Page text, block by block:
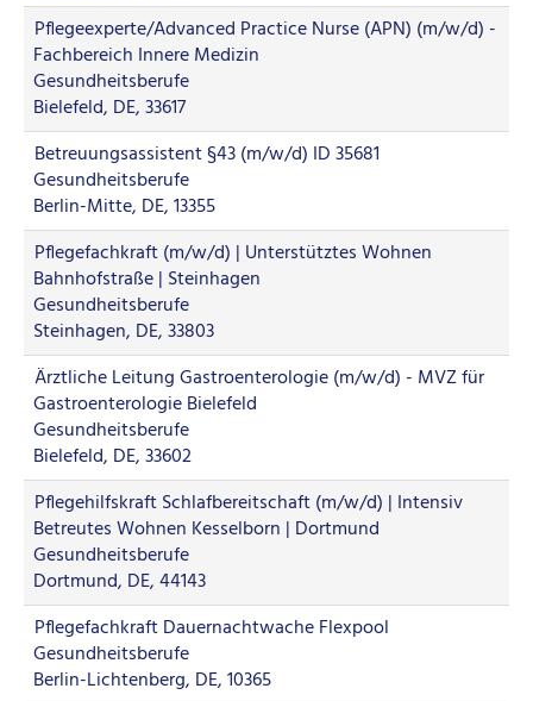
Pflegeexperte/Advanced Practice Nurse (APN) (m/w/d) -
Fachbereich Innere Medizin
Gesundheitsberufe
Bielefeld, DE, 33617
Betreuungsassistent §43 (m/w/d) ID 35681
Gesundheitsberufe
Berlin-Mitte, DE, 13355
Pflegefachkraft (m/w/d) | Unterstütztes Wohnen
Bahnhofstraße | Steinhagen
Gesundheitsberufe
Steinhagen, DE, 33803
Ärztliche Leitung Gastroenterologie (m/w/d) - MVZ für
Gastroenterologie Bielefeld
Gesundheitsberufe
Bielefeld, DE, 33602
Pflegehilfskraft Schlafbereitschaft (m/w/d) | Intensiv
Betreutes Wohnen Kesselborn | Dortmund
Gesundheitsberufe
Dortmund, DE, 44143
Pflegefachkraft Dauernachtwache Flexpool
Gesundheitsberufe
Berlin-Lichtenberg, DE, 10365